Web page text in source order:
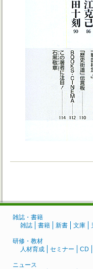
雑誌・書籍
雑誌
書籍 新書 文庫
研修・教材
人材育成
セミナー CD
ニュース